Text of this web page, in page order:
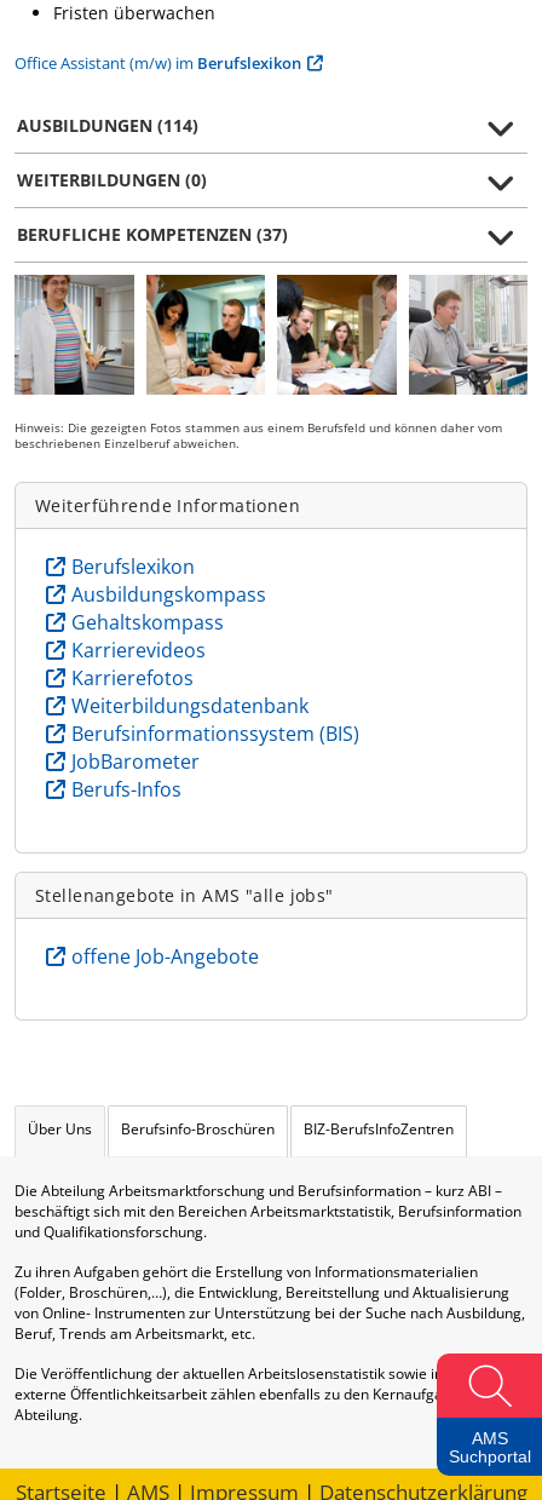
Fristen überwachen
Office Assistant (m/w) im Berufslexikon
AUSBILDUNGEN (114)
WEITERBILDUNGEN (0)
BERUFLICHE KOMPETENZEN (37)
Hinweis: Die gezeigten Fotos stammen aus einem Berufsfeld und können daher vom
beschriebenen Einzelberuf abweichen.
Weiterführende Informationen
Berufslexikon
Ausbildungskompass
Gehaltskompass
Karrierevideos
Karrierefotos
Weiterbildungsdatenbank
Berufsinformationssystem (BIS)
JobBarometer
Berufs-Infos
Stellenangebote in AMS "alle jobs"
offene Job-Angebote
Über Uns Berufsinfo-Broschüren BIZ-BerufsInfoZentren
Die Abteilung Arbeitsmarktforschung und Berufsinformation – kurz ABI –
beschäftigt sich mit den Bereichen Arbeitsmarktstatistik, Berufsinformation
und Qualifikationsforschung.
Zu ihren Aufgaben gehört die Erstellung von Informationsmaterialien
(Folder, Broschüren,…), die Entwicklung, Bereitstellung und Aktualisierung
von Online- Instrumenten zur Unterstützung bei der Suche nach Ausbildung,
Beruf, Trends am Arbeitsmarkt, etc.
Die Veröffentlichung der aktuellen Arbeitslosenstatistik sowie interne und
externe Öffentlichkeitsarbeit zählen ebenfalls zu den Kernaufgaben dieser
Abteilung.
Startseite | AMS| Impressum | Datenschutzerklärung
AMS
Suchportal